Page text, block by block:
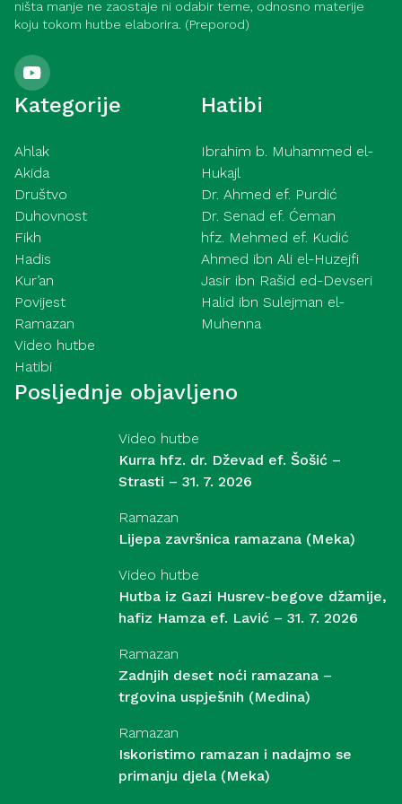
ništa manje ne zaostaje ni odabir teme, odnosno materije
koju tokom hutbe elaborira. (Preporod)
Kategorije
Ahlak
Akida
Društvo
Duhovnost
Fikh
Hadis
Kur’an
Povijest
Ramazan
Video hutbe
Hatibi
Hatibi
Ibrahim b. Muhammed el-
Hukajl
Dr. Ahmed ef. Purdić
Dr. Senad ef. Ćeman
hfz. Mehmed ef. Kudić
Ahmed ibn Ali el-Huzejfi
Jasir ibn Rašid ed-Devseri
Halid ibn Sulejman el-
Muhenna
Posljednje objavljeno
Video hutbe
Kurra hfz. dr. Dževad ef. Šošić –
Strasti – 31. 7. 2026
Ramazan
Lijepa završnica ramazana (Meka)
Video hutbe
Hutba iz Gazi Husrev-begove džamije,
hafiz Hamza ef. Lavić – 31. 7. 2026
Ramazan
Zadnjih deset noći ramazana –
trgovina uspješnih (Medina)
Ramazan
Iskoristimo ramazan i nadajmo se
primanju djela (Meka)